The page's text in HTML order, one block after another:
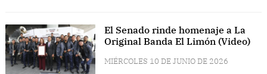
El Senado rinde homenaje a La
Original Banda El Limón (Video)
MIÉRCOLES 10 DE JUNIO DE 2026